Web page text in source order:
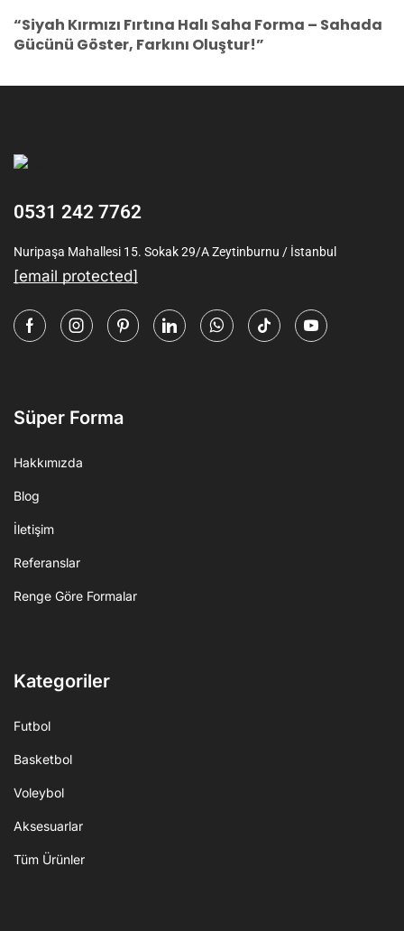
“Siyah Kırmızı Fırtına Halı Saha Forma – Sahada
Gücünü Göster, Farkını Oluştur!”
0531 242 7762
Nuripaşa Mahallesi 15. Sokak 29/A Zeytinburnu / İstanbul
[email protected]
Süper Forma
Hakkımızda
Blog
İletişim
Referanslar
Renge Göre Formalar
Kategoriler
Futbol
Basketbol
Voleybol
Aksesuarlar
Tüm Ürünler